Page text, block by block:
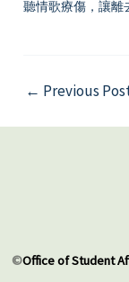
聽情歌療傷，讓離
← Previous
©Office of Student